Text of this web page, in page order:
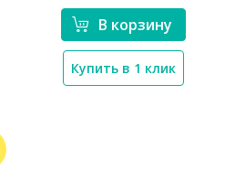
В корзину
Купить в 1 клик